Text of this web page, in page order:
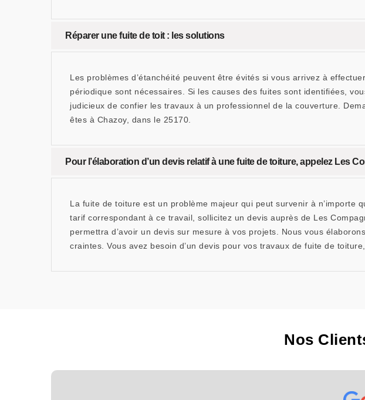
Réparer une fuite de toit : les solutions
Les problèmes d’étanchéité peuvent être évités si vous arrivez à
périodique sont nécessaires. Si les causes des fuites sont identifiées,
judicieux de confier les travaux à un professionnel de la couverture.
êtes à Chazoy, dans le 25170.
Pour l’élaboration d’un devis relatif à une fuite de toiture, appelez Les
La fuite de toiture est un problème majeur qui peut survenir à n’importe
tarif correspondant à ce travail, sollicitez un devis auprès de Les
permettra d’avoir un devis sur mesure à vos projets. Nous vous
craintes. Vous avez besoin d’un devis pour vos travaux de fuite de
Nos